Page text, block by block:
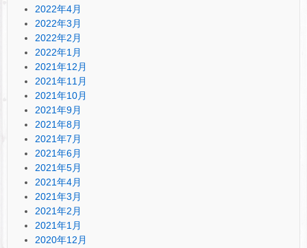
2022年4月
2022年3月
2022年2月
2022年1月
2021年12月
2021年11月
2021年10月
2021年9月
2021年8月
2021年7月
2021年6月
2021年5月
2021年4月
2021年3月
2021年2月
2021年1月
2020年12月